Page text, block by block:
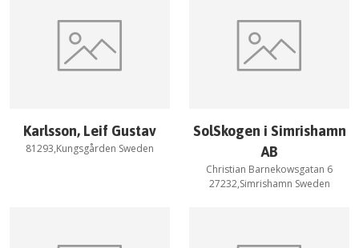
Karlsson, Leif Gustav
81293,Kungsgården Sweden
SolSkogen i Simrishamn
AB
Christian Barnekowsgatan 6
27232,Simrishamn Sweden